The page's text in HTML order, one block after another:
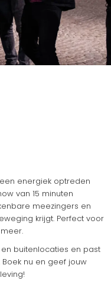
energiek optreden
van 15 minuten
meezingers en
krijgt. Perfect voor
buitenlocaties en past
nu en geef jouw